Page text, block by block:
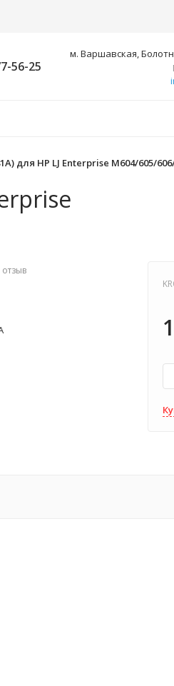
56-25
м. Варшавская,
для HP LJ Enterprise M604/605/
отзыв